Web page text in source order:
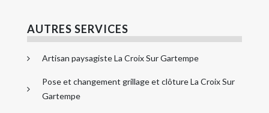
AUTRES SERVICES
Artisan paysagiste La Croix Sur Gartempe
Pose et changement grillage et clôture La Croix Sur
Gartempe